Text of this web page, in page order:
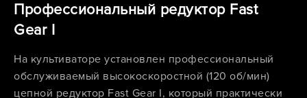
Профессиональный редуктор Fast
Gear I
На культиваторе установлен профессиональный
обслуживаемый высокоскоростной (120 об/мин)
цепной редуктор Fast Gear I, который практически